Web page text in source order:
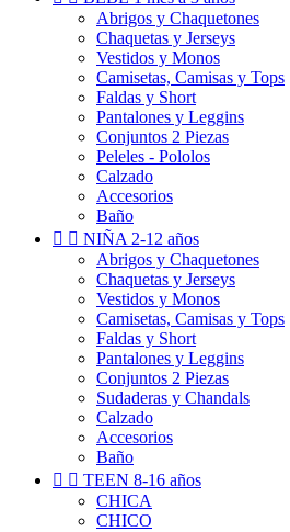
Abrigos y Chaquetones
Chaquetas y Jerseys
Vestidos y Monos
Camisetas, Camisas y Tops
Faldas y Short
Pantalones y Leggins
Conjuntos 2 Piezas
Peleles - Pololos
Calzado
Accesorios
Baño
  NIÑA 2-12 años
Abrigos y Chaquetones
Chaquetas y Jerseys
Vestidos y Monos
Camisetas, Camisas y Tops
Faldas y Short
Pantalones y Leggins
Conjuntos 2 Piezas
Sudaderas y Chandals
Calzado
Accesorios
Baño
  TEEN 8-16 años
CHICA
CHICO